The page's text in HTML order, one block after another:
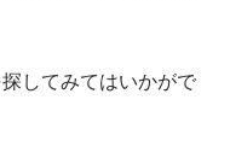
してみてはいかがで